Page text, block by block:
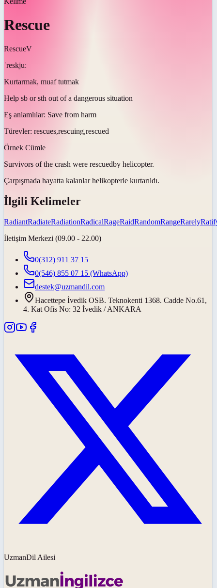
Rescue
RescueV
ˈreskjuː
Kurtarmak, muaf tutmak
Help sb or sth out of a dangerous situation
Eş anlamlılar: Save from harm
Türevler: rescues,rescuing,rescued
Örnek Cümle
Survivors of the crash were rescuedby helicopter.
Çarpışmada hayatta kalanlar helikopterle kurtarıldı.
İlgili Kelimeler
RadiantRadiateRadiationRadicalRageRaidRandomRangeRarely
İletişim Merkezi (09.00 - 22.00)
0(312) 911 37 15
0(546) 855 07 15 (WhatsApp)
destek@uzmandil.com
Hacettepe İvedik OSB. Teknokenti 1368. Cadde No.61,
4. Kat Ofis No: 32 İvedik / ANKARA
UzmanDil Ailesi